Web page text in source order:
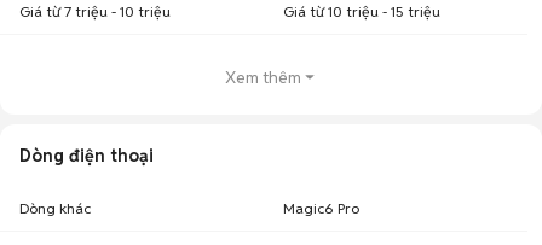
Giá từ 7 triệu - 10 triệu Giá từ 10 triệu - 15 triệu
Xem thêm
Dòng điện thoại
Dòng khác Magic6 Pro